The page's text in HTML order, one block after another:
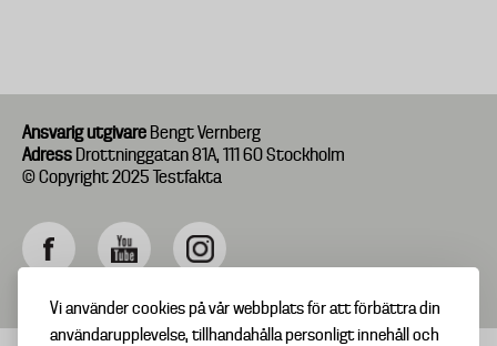
Vi använder cookies på vår webbplats för att förbättra din
användarupplevelse, tillhandahålla personligt innehåll och
Ansvarig utgivare Bengt Vernberg
Adress Drottninggatan 81A, 111 60 Stockholm
© Copyright 2025 Testfakta